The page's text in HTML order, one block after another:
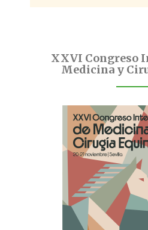
XXVI Congreso
Medicina y